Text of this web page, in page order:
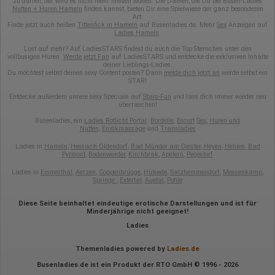
Google innerhalb von Mitgliedstaaten der Europäischen Union
oder in anderen Vertragsstaaten des Abkommens über den
Europäischen Wirtschaftsraum gekürzt, dies bedeutet, dass alle
Daten anonym erhoben werden. Nur in Ausnahmefällen wird die
volle IP-Adresse an einen Server von Google in den USA
übertragen und dort gekürzt. Die von dem Browser des Nutzers
übermittelte IP-Adresse wird nicht mit anderen Daten von Google
zusammengeführt.
Erhobene Informationen zum Besucherverhalten sind folgende:
Sprache
Betriebssystem
Gerät (PC, Tablet-PC oder Smartphone)
Browser und alle verwendeten Add-ons
Besucherquelle (Facebook, Suchmaschine oder
verweisende Webseite)
Welche Videos angeschaut?
Wurden Werbebanner angeklickt?
Wohin ging der Besucher? Klickte er auf weitere Seiten des
Portals oder hat er sie komplett verlassen?
Europäische Union & USA
Nutten + Huren Hameln finden kannst, bieten Dir eine Spielwiese der ganz besonderen
Art.
Finde jetzt auch heißen Tittenfick in Hameln auf Busenladies.de. Mehr Sex Anzeigen auf
Ladies Hameln.
Lust auf mehr? Auf LadiesSTARS findest du auch die Top Sternchen unter den
vollbusigen Huren. Werde jetzt Fan auf LadiesSTARS und entdecke die exklusiven Inhalte
deiner Lieblings-Ladies.
Du möchtest selbst deinen sexy Content posten? Dann melde dich jetzt an werde selbst ein
STAR!
Entdecke außerdem unsere sexy Specials auf Stars-Fun und lass dich immer wieder neu
überraschen!
Busenladies, ein Ladies Rotlicht Portal Bordelle, Escort Sex, Huren und
Nutten, Erotikmassageund Transladies
Ladies in Hameln, Hessisch Oldendorf, Bad Münder am Deister, Heyen, Hehlen, Bad
Pyrmont, Bodenwerder, Kirchbrak, Apelern, Pegestorf
Ladies in Emmerthal, Aerzen, Coppenbrügge, Hülsede, Salzhemmendorf, Messenkamp,
Springe , Extertal, Auetal, Pohle
Diese Seite beinhaltet eindeutige erotische Darstellungen und ist für
Minderjährige nicht geeignet!
Ladies
Themenladies powered by Ladies.de
Busenladies.de ist ein Produkt der RTO GmbH © 1996 - 2026